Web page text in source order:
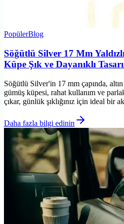
PopülerBlog
Söğütlü Silver 17 Mm
Küpe Şık ve Dayanıklı
Söğütlü Silver'in 17 mm çapında,
gümüş küpesi, rahat kullanım ve
çıkar, günlük şıklığınız için ideal bir
Daha fazla bilgi edinin